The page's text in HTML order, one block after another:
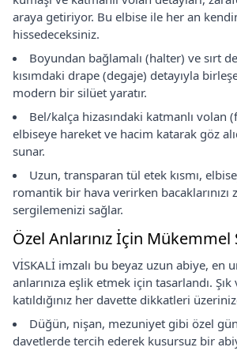
araya getiriyor. Bu elbise ile her an
hissedeceksiniz.
Boyundan bağlamalı (halter) ve sırt
kısımdaki drape (degaje) detayıyla
modern bir silüet yaratır.
Bel/kalça hizasındaki katmanlı volan
elbiseye hareket ve hacim katarak göz
sunar.
Uzun, transparan tül etek kısmı,
romantik bir hava verirken bacaklarınızı
sergilemenizi sağlar.
Özel Anlarınız İçin Mükemmel
VİSKALİ imzalı bu beyaz uzun abiye, en
anlarınıza eşlik etmek için tasarlandı.
katıldığınız her davette dikkatleri
Düğün, nişan, mezuniyet gibi özel
davetlerde tercih ederek kusursuz bir